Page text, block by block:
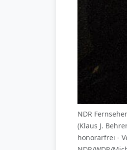
NDR
(Klaus J.
honorarfrei -